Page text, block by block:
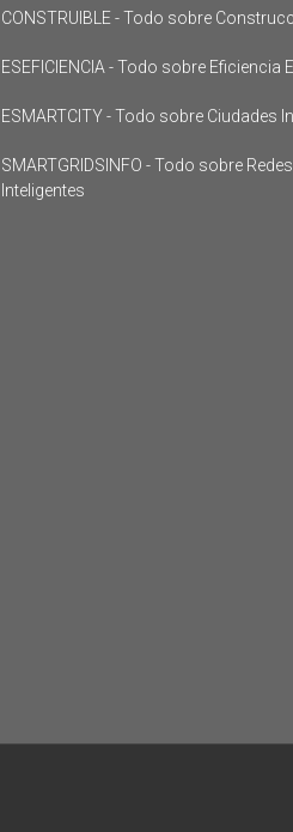
CONSTRUIBLE - Todo sobre
ESEFICIENCIA - Todo sobre Eficiencia
ESMARTCITY - Todo sobre Ciudades
SMARTGRIDSINFO - Todo sobre
Inteligentes